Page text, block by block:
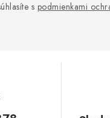
s podmienkami